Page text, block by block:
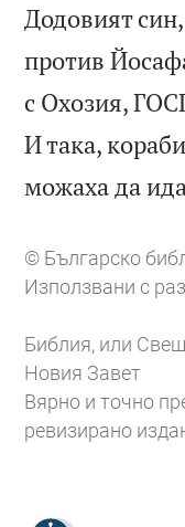
Додовият
против
с Охозия,
И така,
можаха да
© Българско
Използвани с
Библия, или
Новия Завет
Вярно и точно
ревизирано